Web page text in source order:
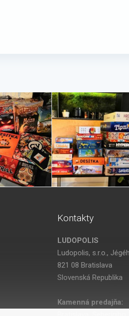
Kontakty
LUDOPOLIS
Ludopolis, s.r.o.,
821 08 Bratislava
Slovenská Republika
Kamenná predajňa: